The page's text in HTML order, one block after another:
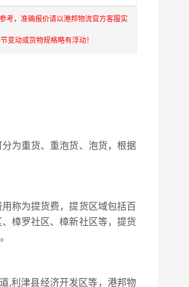
考，准确报价请以港邦物流官方客服实
变动或货物规格略有浮动！
为重货、重泡货、泡货，根据
称为提货费，提货区域包括百
樟罗社区、樟新社区等，提货
,利津县经济开发区等，港邦物